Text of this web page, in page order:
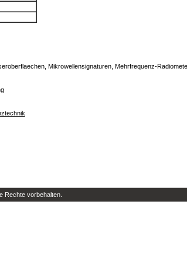
Mikrowellensignaturen, Mehrfrequenz-
Rechte vorbehalten.